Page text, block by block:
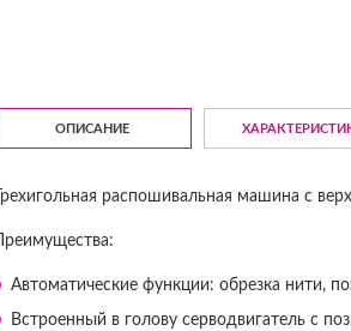
ОПИСАНИЕ
Трехигольная распошивальная машина с
Преимущества:
Автоматические функции: обрезка нити,
Встроенный в голову серводвигатель с